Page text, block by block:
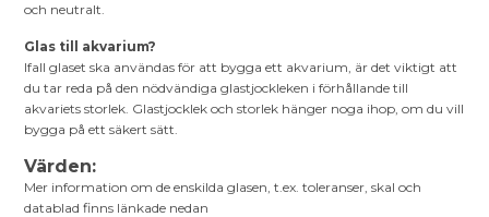
och neutralt.
Glas till akvarium?
Ifall glaset ska användas för att bygga ett akvarium, är det viktigt att
du tar reda på den nödvändiga glastjockleken i förhållande till
akvariets storlek. Glastjocklek och storlek hänger noga ihop, om du vill
bygga på ett säkert sätt.
Värden:
Mer information om de enskilda glasen, t.ex. toleranser, skal och
datablad finns länkade nedan